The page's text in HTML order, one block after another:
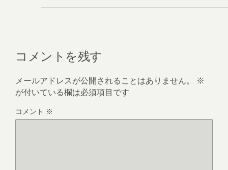
コメントを残す
メールアドレスが公開されることはありません。
※
が付いている欄は必須項目です
コメント ※